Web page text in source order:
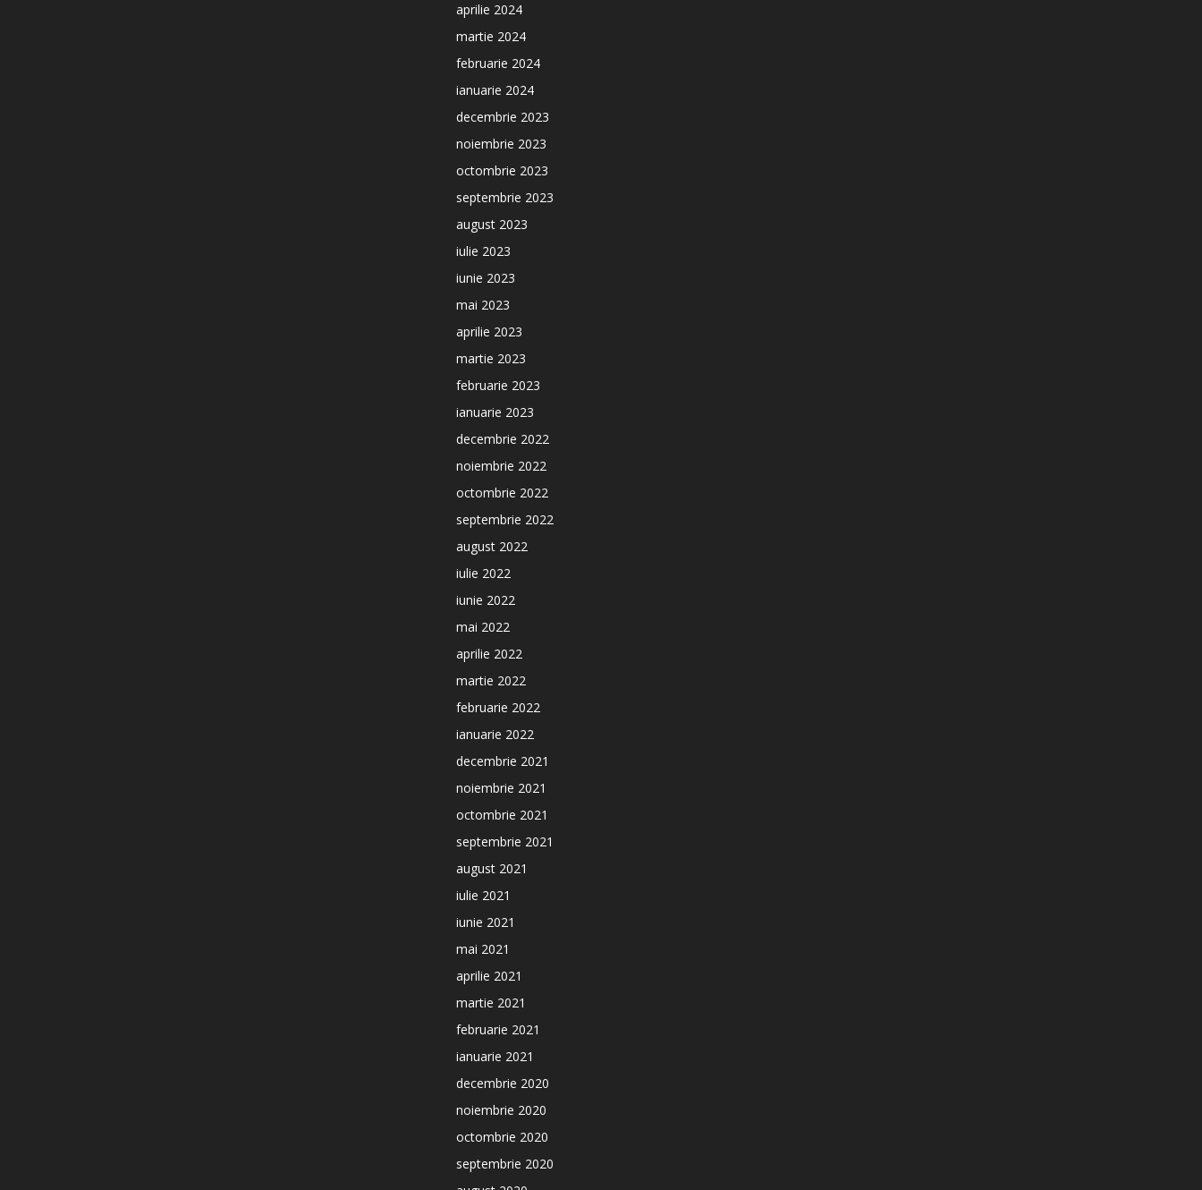
aprilie 2024
martie 2024
februarie 2024
ianuarie 2024
decembrie 2023
noiembrie 2023
octombrie 2023
septembrie 2023
august 2023
iulie 2023
iunie 2023
mai 2023
aprilie 2023
martie 2023
februarie 2023
ianuarie 2023
decembrie 2022
noiembrie 2022
octombrie 2022
septembrie 2022
august 2022
iulie 2022
iunie 2022
mai 2022
aprilie 2022
martie 2022
februarie 2022
ianuarie 2022
decembrie 2021
noiembrie 2021
octombrie 2021
septembrie 2021
august 2021
iulie 2021
iunie 2021
mai 2021
aprilie 2021
martie 2021
februarie 2021
ianuarie 2021
decembrie 2020
noiembrie 2020
octombrie 2020
septembrie 2020